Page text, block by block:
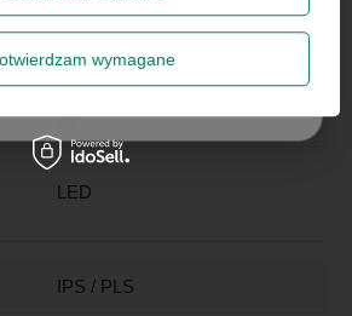
P2414Hb
23.8
24
LED
IPS / PLS
Zapisz się
wymagane